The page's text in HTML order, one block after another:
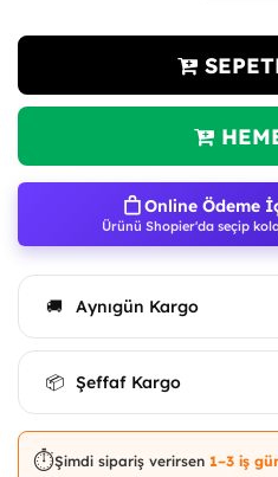
Online Ödeme
Ürünü Shopier'da seçip
🚚 Aynıgün Kargo
📦 Şeffaf Kargo
⏱️Şimdi sipariş verirsen 1–3 iş